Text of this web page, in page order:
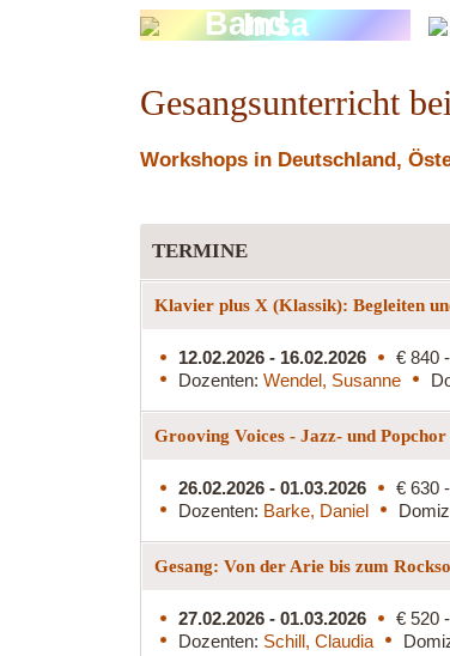
Band
Insa
Gesangsunterricht
Workshops in Deutschland,
TERMINE
Klavier plus X (Klassik): Begleiten
12.02.2026 - 16.02.2026
€ 840
Dozenten: Wendel, Susanne
Grooving Voices - Jazz- und
26.02.2026 - 01.03.2026
€ 630
Dozenten: Barke, Daniel
Gesang: Von der Arie bis zum
27.02.2026 - 01.03.2026
€ 520
Dozenten: Schill, Claudia